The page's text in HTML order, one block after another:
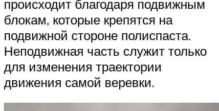
происходит благодаря подвижным
блокам, которые крепятся на
подвижной стороне полиспаста.
Неподвижная часть служит только
для изменения траектории
движения самой веревки.